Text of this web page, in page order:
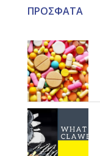
ΠΡΟΣΦΑΤΑ